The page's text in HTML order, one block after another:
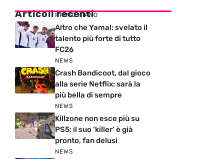
Articoli recenti
PRIMO PIANO
Altro che Yamal: svelato il
talento più forte di tutto
FC26
NEWS
Crash Bandicoot, dal gioco
alla serie Netflix: sarà la
più bella di sempre
NEWS
Killzone non esce più su
PS5: il suo ‘killer’ è già
pronto, fan delusi
NEWS